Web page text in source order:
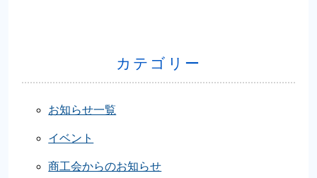
カテゴリー
お知らせ一覧
イベント
商工会からのお知らせ